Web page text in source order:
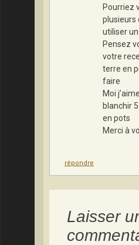
Pourriez
plusieurs
utiliser
Pensez
votre
terre en
faire
Moi
blanchir
en pots
Merci à
répondre
Laisser